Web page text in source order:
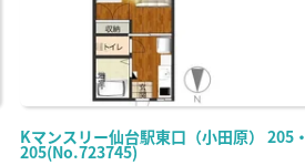
Kマンスリー仙台駅東口（小田原） 205・
205(No.723745)